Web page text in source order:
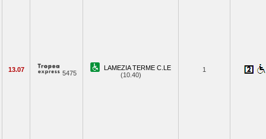
13.07 5475
LAMEZIA TERME C.LE
(10.40)
1